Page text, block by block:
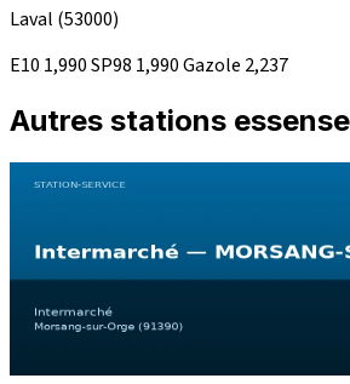
Laval (53000)
E10 1,990SP98 1,990Gazole 2,237
Autres stations